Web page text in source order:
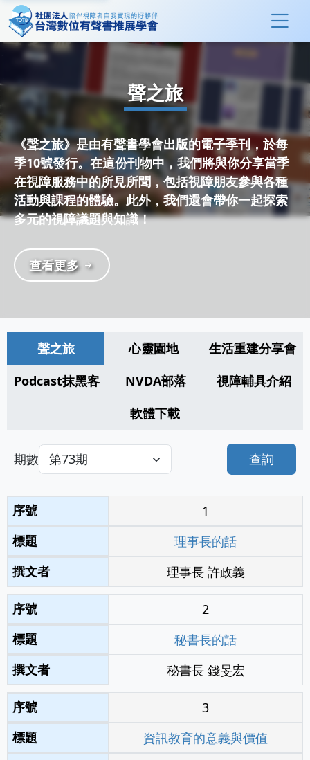
聲之旅
《聲之旅》是由有聲書學會出版的電子季刊，於每
季10號發行。在這份刊物中，我們將與你分享當季
在視障服務中的所見所聞，包括視障朋友參與各種
活動與課程的體驗。此外，我們還會帶你一起探索
多元的視障議題與知識！
查看更多
聲之旅 心靈園地
生活重建分享會
Podcast抹黑客
NVDA部落
視障輔具介紹
軟體下載
期數 查詢
1
理事長的話
理事長 許政義
2
秘書長的話
秘書長 錢旻宏
3
資訊教育的意義與價值